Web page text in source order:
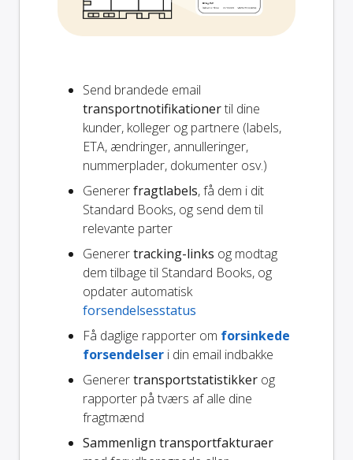
Send brandede email
transportnotifikationertil dine
kunder, kolleger og partnere (labels,
ETA, ændringer, annulleringer,
nummerplader, dokumenter osv.)
Genererfragtlabels, få dem i dit
Standard Books, og send dem til
relevante parter
Generertracking-links og modtag
dem tilbage til Standard Books, og
opdater automatisk
forsendelsesstatus
Få daglige rapporter om forsinkede
forsendelser i din email indbakke
Generertransportstatistikker og
rapporter på tværs af alle dine
fragtmænd
Sammenlign transportfakturaer